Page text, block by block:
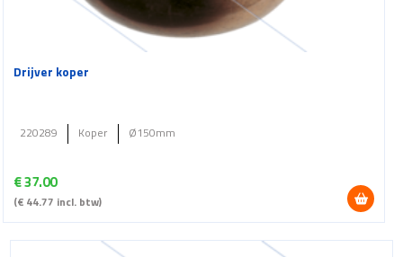
Drijver koper
€37.00
(€ 44.77 incl. btw)
220289 Koper Ø150mm